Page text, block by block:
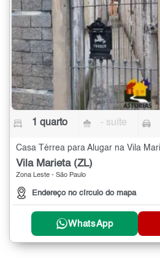
1 quarto - suíte
Vila Marieta (ZL)
Zona Leste - São Paulo
Endereço no círculo do mapa
WhatsApp